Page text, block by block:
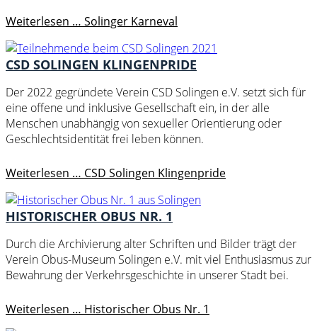
Weiterlesen … Solinger Karneval
CSD SOLINGEN KLINGENPRIDE
Der 2022 gegründete Verein CSD Solingen e.V. setzt sich für
eine offene und inklusive Gesellschaft ein, in der alle
Menschen unabhängig von sexueller Orientierung oder
Geschlechtsidentität frei leben können.
Weiterlesen … CSD Solingen Klingenpride
HISTORISCHER OBUS NR. 1
Durch die Archivierung alter Schriften und Bilder trägt der
Verein Obus-Museum Solingen e.V. mit viel Enthusiasmus zur
Bewahrung der Verkehrsgeschichte in unserer Stadt bei.
Weiterlesen … Historischer Obus Nr. 1